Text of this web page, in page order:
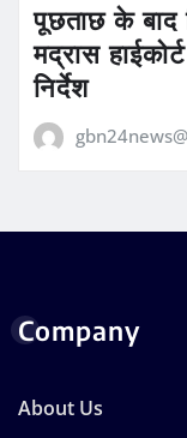
पूछताछ के बाद
मद्रास
निर्देश
Company
About Us